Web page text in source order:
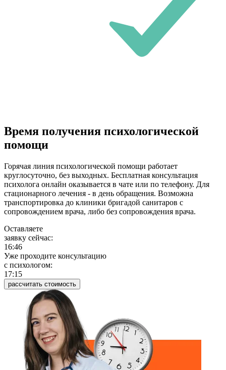
Время получения психологической
помощи
Горячая линия психологической помощи работает
круглосуточно, без выходных. Бесплатная консультация
психолога онлайн оказывается в чате или по телефону. Для
стационарного лечения - в день обращения. Возможна
транспортировка до клиники бригадой санитаров с
сопровождением врача, либо без сопровождения врача.
Оставляете
заявку сейчас:
16:46
Уже проходите консультацию
c психологом:
17:15
рассчитать стоимость